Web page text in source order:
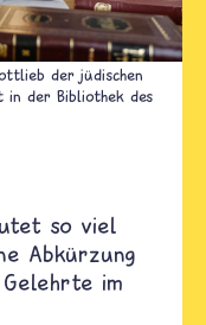
der jüdischen
in der Bibliothek des
so viel
Abkürzung
im